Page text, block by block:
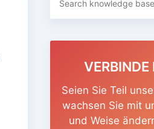
nach:
Seien Sie Teil
wachsen Sie mit
und Weise